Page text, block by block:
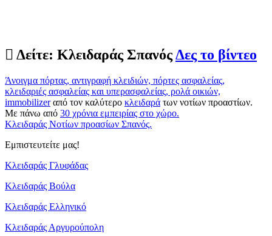
Δείτε: Κλειδαράς ΣπανόςΔες το βίντεο
Άνοιγμα πόρτας, αντιγραφή κλειδιών, πόρτες ασφαλείας,
κλειδαριές ασφαλείας και υπερασφαλείας, ρολά οικιών,
immobilizerαπό τον καλύτερο κλειδαρά των νοτίων προαστίων.
Με πάνω από 30 χρόνια εμπειρίας στο χώρο.
Κλειδαράς Νοτίων προασίων Σπανός.
Εμπιστευτείτε μας!
Κλειδαράς Γλυφάδας
Κλειδαράς Βούλα
Κλειδαράς Ελληνικό
Κλειδαράς Αργυρούπολη